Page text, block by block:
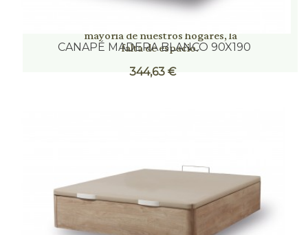
extra de 30 cm, resolviendo así el
mayoría de nuestros hogares, la
falta de espacio.
CANAPÉ MADERA BLANCO 90X190
344,63 €